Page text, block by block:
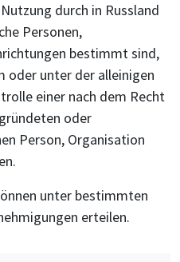
durch in Russland
Personen,
bestimmt sind,
oder unter der alleinigen
einer nach dem Recht
oder
Person, Organisation
unter bestimmten
erteilen.